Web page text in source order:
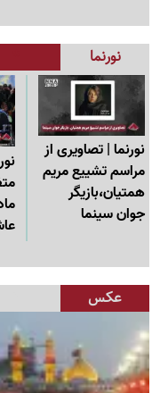
نورنما
نورنما | تصاویری از
مراسم تشییع مریم
همتیان،بازیگر
جوان سینما
عکس